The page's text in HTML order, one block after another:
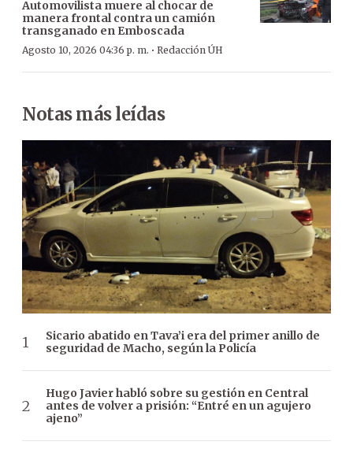
Automovilista muere al chocar de
manera frontal contra un camión
transganado en Emboscada
Agosto 10, 2026 04:36 p. m. · Redacción ÚH
Notas más leídas
Sicario abatido en Tava’i era del primer anillo de
seguridad de Macho, según la Policía
Hugo Javier habló sobre su gestión en Central
antes de volver a prisión: “Entré en un agujero
ajeno”